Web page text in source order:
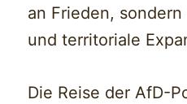
an Frieden,
und territoriale
Die Reise der AfD-